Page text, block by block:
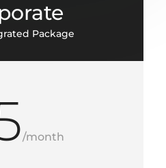
Package
/month